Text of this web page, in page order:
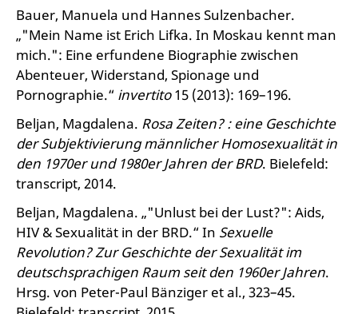
Bauer, Manuela und Hannes Sulzenbacher.
„"Mein Name ist Erich Lifka. In Moskau kennt man
mich.": Eine erfundene Biographie zwischen
Abenteuer, Widerstand, Spionage und
Pornographie.“ invertito15 (2013): 169–196.
Beljan, Magdalena. Rosa Zeiten? : eine Geschichte
der Subjektivierung männlicher Homosexualität in
den 1970er und 1980er Jahren der BRD. Bielefeld:
transcript, 2014.
Beljan, Magdalena. „"Unlust bei der Lust?": Aids,
HIV & Sexualität in der BRD.“ In Sexuelle
Revolution? Zur Geschichte der Sexualität im
deutschsprachigen Raum seit den 1960er Jahren.
Hrsg. von Peter-Paul Bänziger et al., 323–45.